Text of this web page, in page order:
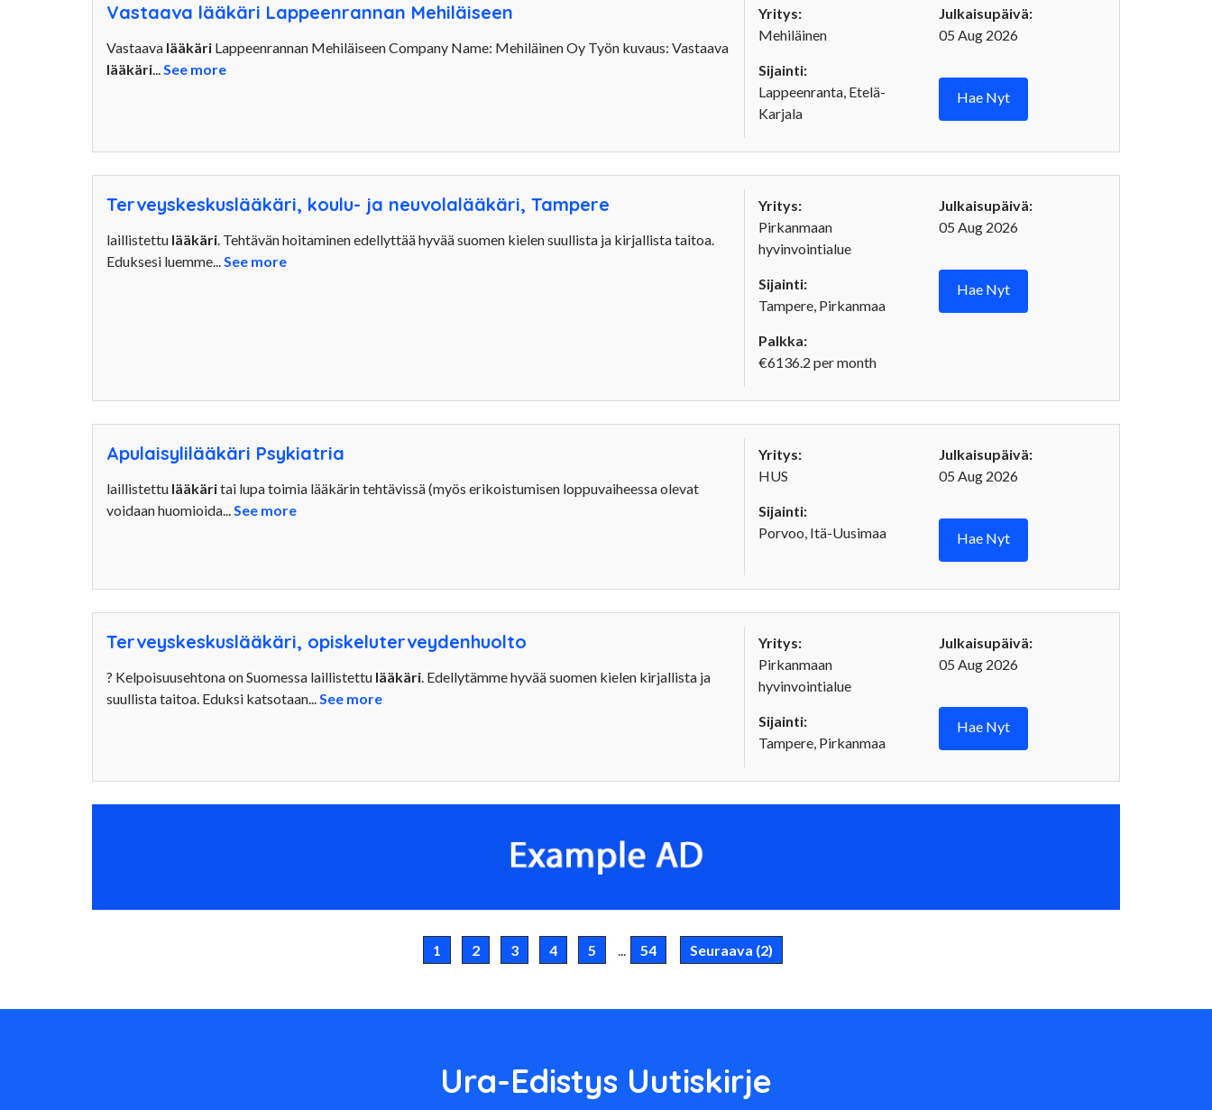
Vastaava lääkäri Lappeenrannan Mehiläiseen
Vastaava lääkäri Lappeenrannan Mehiläiseen Company Name: Mehiläinen Oy Työn kuvaus: Vastaava
lääkäri...See more
Yritys:
Mehiläinen
Sijainti:
Lappeenranta, Etelä-
Karjala
Julkaisupäivä:
05 Aug 2026
Hae Nyt
Terveyskeskuslääkäri, koulu- ja neuvolalääkäri, Tampere
laillistettu lääkäri. Tehtävän hoitaminen edellyttää hyvää suomen kielen suullista ja kirjallista taitoa.
Eduksesi luemme...See more
Yritys:
Pirkanmaan
hyvinvointialue
Sijainti:
Tampere, Pirkanmaa
Palkka:
€6136.2 per month
Julkaisupäivä:
05 Aug 2026
Hae Nyt
Apulaisylilääkäri Psykiatria
laillistettu lääkäritai lupa toimia lääkärin tehtävissä (myös erikoistumisen loppuvaiheessa olevat
voidaan huomioida...See more
Yritys:
HUS
Sijainti:
Porvoo, Itä-Uusimaa
Julkaisupäivä:
05 Aug 2026
Hae Nyt
Terveyskeskuslääkäri, opiskeluterveydenhuolto
? Kelpoisuusehtona on Suomessa laillistettu lääkäri. Edellytämme hyvää suomen kielen kirjallista ja
suullista taitoa. Eduksi katsotaan...See more
Yritys:
Pirkanmaan
hyvinvointialue
Sijainti:
Tampere, Pirkanmaa
Julkaisupäivä:
05 Aug 2026
Hae Nyt
1 2 3 4 5 ... 54 Seuraava (2)
Ura-Edistys Uutiskirje